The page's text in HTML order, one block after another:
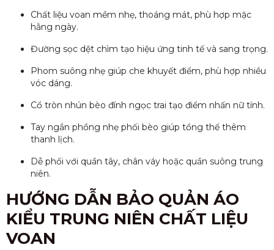
Chất liệu voan mềm nhẹ, thoáng mát, phù hợp mặc
hằng ngày.
Đường sọc dệt chìm tạo hiệu ứng tinh tế và sang trọng.
Phom suông nhẹ giúp che khuyết điểm, phù hợp nhiều
vóc dáng.
Cổ tròn nhún bèo đính ngọc trai tạo điểm nhấn nữ tính.
Tay ngắn phồng nhẹ phối bèo giúp tổng thể thêm
thanh lịch.
Dễ phối với quần tây, chân váy hoặc quần suông trung
niên.
HƯỚNG DẪN BẢO QUẢN ÁO
KIỂU TRUNG NIÊN CHẤT LIỆU
VOAN